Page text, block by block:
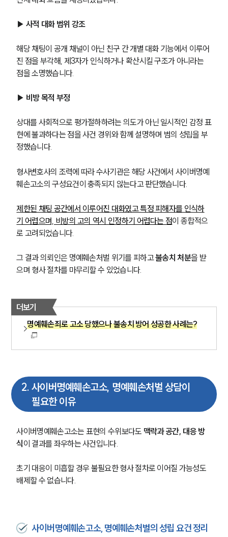
▶ 사적 대화 범위 강조
해당 채팅이 공개 채널이 아닌 친구 간 개별 대화 기능에서 이루어
진 점을 부각해, 제3자가 인식하거나 확산시킬 구조가 아니라는
점을 소명했습니다.
▶ 비방 목적 부정
상대를 사회적으로 평가절하하려는 의도가 아닌 일시적인 감정 표
현에 불과하다는 점을 사건 경위와 함께 설명하며 범의 성립을 부
정했습니다.
형사변호사의 조력에 따라 수사기관은 해당 사건에서 사이버명예
훼손고소의 구성요건이 충족되지 않는다고 판단했습니다.
제한된 채팅 공간에서 이루어진 대화였고 특정 피해자를 인식하
기 어렵으며, 비방의 고의 역시 인정하기 어렵다는 점이 종합적으
로 고려되었습니다.
그 결과 의뢰인은 명예훼손처벌 위기를 피하고 불송치 처분을 받
으며 형사 절차를 마무리할 수 있었습니다.
더보기
명예훼손죄로 고소 당했으나 불송치 방어 성공한 사례는?
2. 사이버명예훼손고소, 명예훼손처벌 상담이
필요한 이유
사이버명예훼손고소는 표현의 수위보다도 맥락과 공간, 대응 방
식이 결과를 좌우하는 사건입니다.
초기 대응이 미흡할 경우 불필요한 형사 절차로 이어질 가능성도
배제할 수 없습니다.
사이버명예훼손고소, 명예훼손처벌의 성립 요건 정리